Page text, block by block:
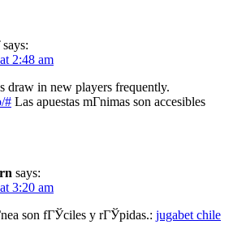
says:
2:48 am
draw in new players frequently.
# Las apuestas mГ­nimas son accesibles
says:
3:20 am
son fГЎciles y rГЎpidas.: jugabet chile